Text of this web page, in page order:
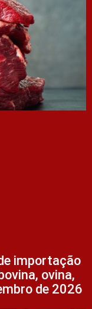
importação
ovina,
de 2026